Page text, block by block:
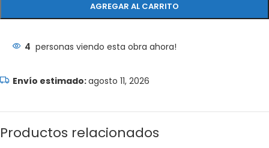
AGREGAR AL CARRITO
4 personas viendo esta obra ahora!
agosto 11, 2026
Productos relacionados